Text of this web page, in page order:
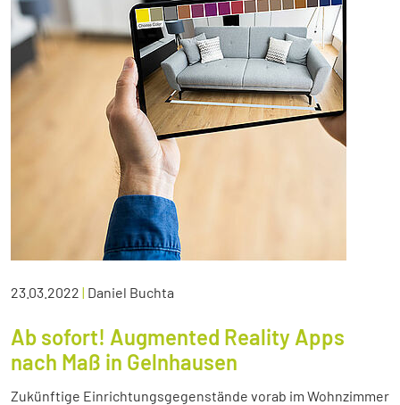
23.03.2022 | Daniel Buchta
Ab sofort! Augmented Reality Apps
nach Maß in Gelnhausen
Zukünftige Einrichtungsgegenstände vorab im Wohnzimmer